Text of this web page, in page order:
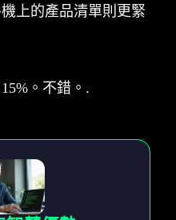
上的產品清單則更緊
。不錯。.